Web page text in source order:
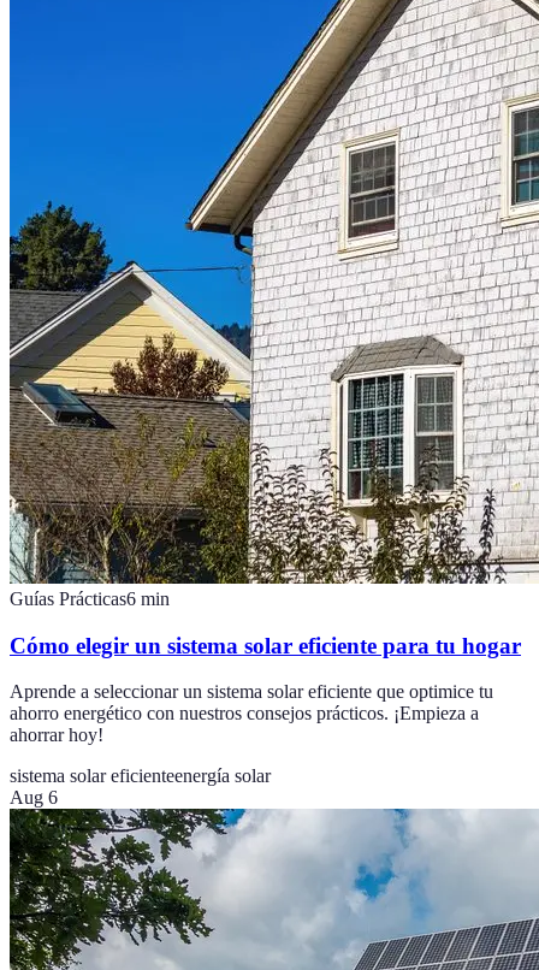
Guías Prácticas6 min
Cómo elegir un sistema solar eficiente para tu hogar
Aprende a seleccionar un sistema solar eficiente que optimice tu
ahorro energético con nuestros consejos prácticos. ¡Empieza a
ahorrar hoy!
sistema solar eficienteenergía solar
Aug 6